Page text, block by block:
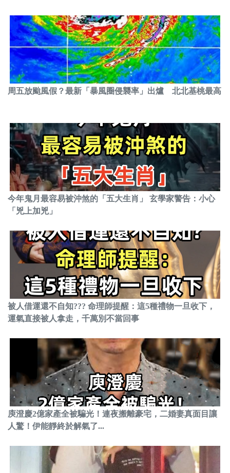
周五放颱風假？最新「暴風圈侵襲率」出爐 北北基桃最高
今年鬼月最容易被沖煞的「五大生肖」 玄學家警告：小心
「兇上加兇」
被人借運還不自知??? 命理師提醒：這5種禮物一旦收下，
運氣直接被人拿走，千萬別不當回事
庾澄慶2億家產全被騙光！連夜搬離豪宅，二婚妻真面目讓
人驚！伊能靜終於解氣了...